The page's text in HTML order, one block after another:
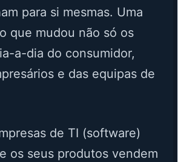
para si mesmas. Uma
que mudou não só os
a-dia do consumidor,
e das equipas de
de TI (software)
os seus produtos vendem